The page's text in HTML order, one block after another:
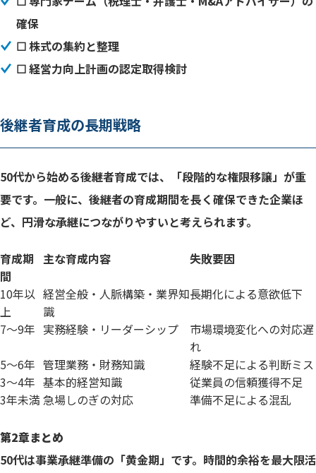
確保
☐ 株式の集約と整理
☐ 経営力向上計画の認定取得検討
後継者育成の長期戦略
50代から始める後継者育成では、「段階的な権限移譲」が重
要です。一般に、後継者の育成期間を長く確保できた企業ほ
ど、円滑な承継につながりやすいと考えられます。
育成期
間
主な育成内容 失敗要因
10年以
上
経営全般・人脈構築・業界知
識
長期化による意欲低下
7～9年 実務経験・リーダーシップ
市場環境変化への対応遅
れ
5～6年 管理業務・財務知識
経験不足による判断ミス
3～4年 基本的経営知識
従業員の信頼獲得不足
3年未満 急場しのぎの対応 準備不足による混乱
第2章まとめ
50代は事業承継準備の「黄金期」です。時間的余裕を最大限活